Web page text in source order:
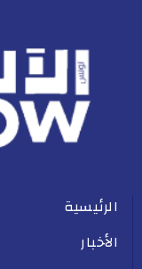
الرئيسية
الأخبار